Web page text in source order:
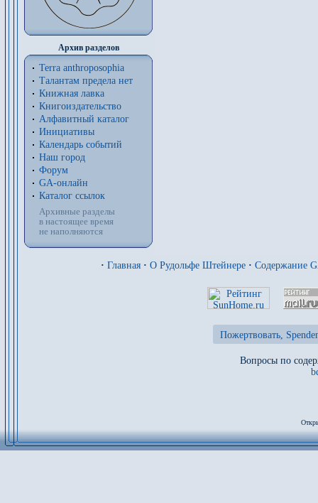
Архив разделов
Terra anthroposophia
Талантам предела нет
Книжная лавка
Книгоиздательство
Алфавитный каталог
Инициативы
Календарь событий
Наш город
Форум
GA-онлайн
Каталог ссылок
Архивные разделы
в настоящее время
не наполняются
· Главная · О Рудольфе Штейнере · Содержание
Пожертвовать,
Вопросы по